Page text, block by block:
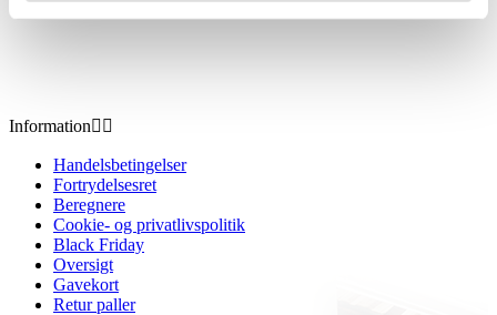
Information 
Handelsbetingelser
Fortrydelsesret
Beregnere
Cookie- og privatlivspolitik
Black Friday
Oversigt
Gavekort
Retur paller